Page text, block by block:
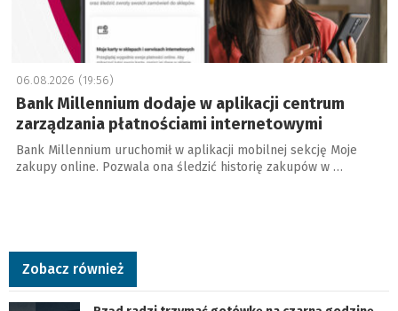
06.08.2026 (19:56)
Bank Millennium dodaje w aplikacji centrum
zarządzania płatnościami internetowymi
Bank Millennium uruchomił w aplikacji mobilnej sekcję Moje
zakupy online. Pozwala ona śledzić historię zakupów w …
Zobacz również